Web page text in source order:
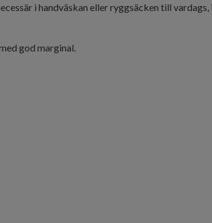
i handväskan eller ryggsäcken till
god marginal.